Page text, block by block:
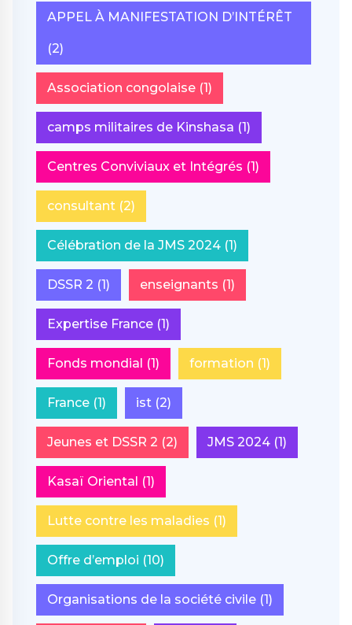
APPEL À MANIFESTATION D’INTÉRÊT
(2)
Association congolaise (1)
camps militaires de Kinshasa (1)
Centres Conviviaux et Intégrés (1)
consultant (2)
Célébration de la JMS 2024 (1)
DSSR 2 (1) enseignants (1)
Expertise France (1)
Fonds mondial (1) formation (1)
France (1) ist (2)
Jeunes et DSSR 2 (2) JMS 2024 (1)
Kasaï Oriental (1)
Lutte contre les maladies (1)
Offre d’emploi (10)
Organisations de la société civile (1)